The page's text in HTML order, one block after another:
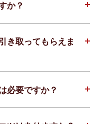
か？
き取ってもらえま
必要ですか？